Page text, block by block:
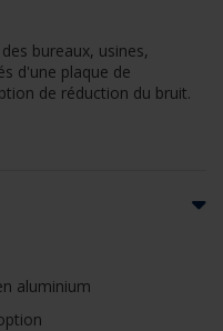
bureaux, usines,
d'une plaque de
de réduction du bruit.
aluminium